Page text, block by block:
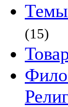
Темы
(15)